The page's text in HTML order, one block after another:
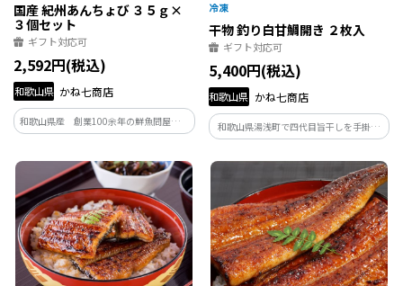
国産 紀州あんちょび ３５ｇ×
３個セット
ギフト対応可
2,592円(税込)
和歌山県 かね七商店
和歌山県産 創業100余年の鮮魚問屋が作
った、国産の紀州あんちょび。黒潮が育
凝縮させた、こだわりの「紀州あんちょ
び」です。
干物 釣り白甘鯛開き ２枚入
ギフト対応可
5,400円(税込)
和歌山県 かね七商店
和歌山県湯浅町で四代目旨干しを手掛け
るかね七商店、四代目が仕立てる、紀州
沖の釣り白甘鯛開き